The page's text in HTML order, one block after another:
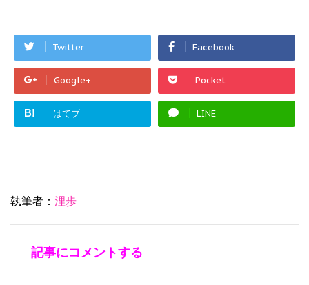
Twitter Facebook
Google+ Pocket
B! はてブ LINE
執筆者： 浬歩
記事にコメントする